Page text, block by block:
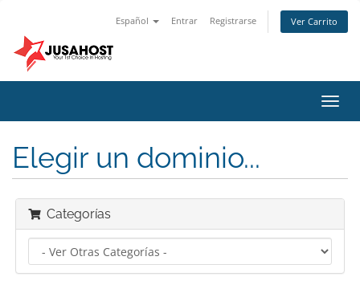
Español Entrar Registrarse Ver Carrito
Elegir un dominio...
Categorías